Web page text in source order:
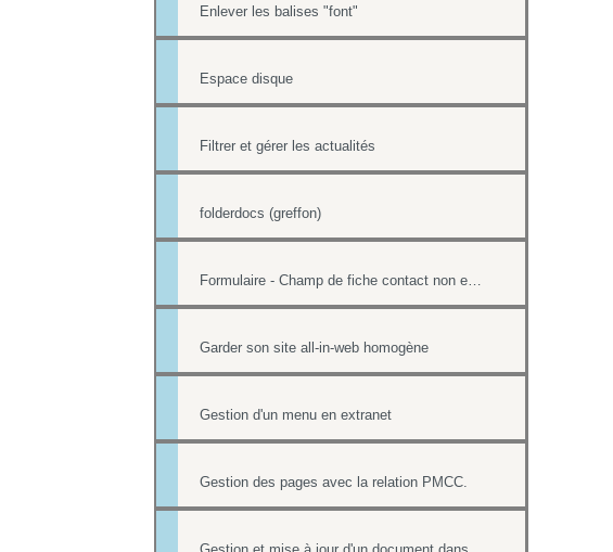
Enlever les balises "font"
Espace disque
Filtrer et gérer les actualités
folderdocs (greffon)
Garder son site all-in-web homogène
Gestion d'un menu en extranet
Gestion des pages avec la relation PMCC.